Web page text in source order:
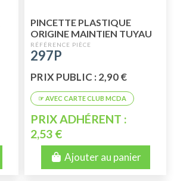
PINCETTE PLASTIQUE
ORIGINE MAINTIEN TUYAU
ESSENCE - TUYAU FREIN
297P
PRIX PUBLIC : 2,90 €
PRIX ADHÉRENT :
2,53 €
Ajouter au panier